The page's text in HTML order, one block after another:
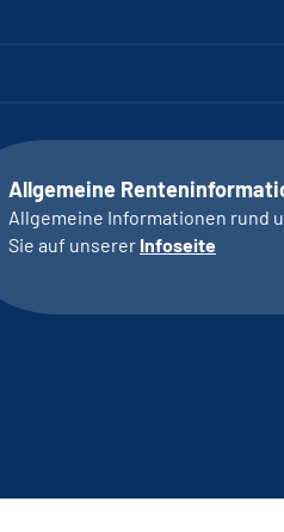
Allgemeine
Allgemeine Informationen rund
Sie auf unserer Infoseite